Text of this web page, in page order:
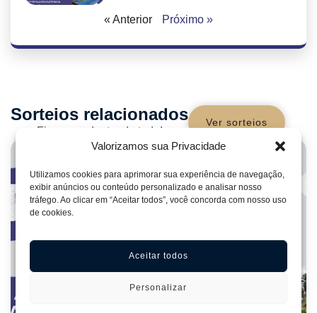
Valorizamos sua Privacidade
Utilizamos cookies para aprimorar sua experiência de navegação,
exibir anúncios ou conteúdo personalizado e analisar nosso
tráfego. Ao clicar em “Aceitar todos”, você concorda com nosso uso
de cookies.
Aceitar todos
Personalizar
« Anterior Próximo »
Sorteios relacionados
Fique por dentro de tudo!
Ver sorteios